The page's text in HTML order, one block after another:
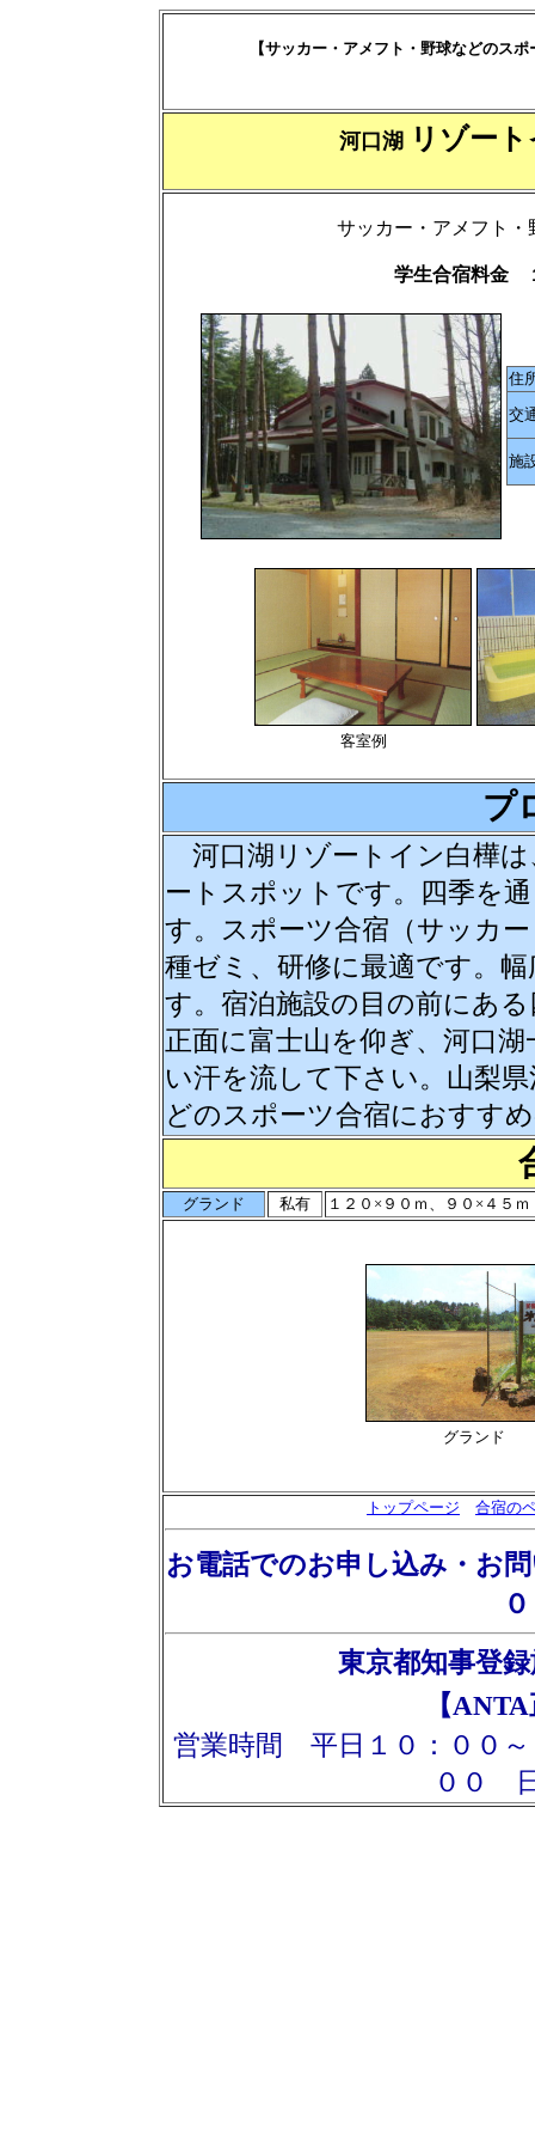
【サッカー・アメフト・野球などのス
河口湖 リゾー
サッカー・アメフト
学生合宿料金
住
交
施
客室例
プ
河口湖リゾートイン白樺
ートスポットです。四季を
す。スポーツ合宿（サッカ
種ゼミ、研修に最適です。
す。宿泊施設の目の前にあ
正面に富士山を仰ぎ、河口
い汗を流して下さい。山梨
どのスポーツ合宿におすす
グランド 私有 １２０×９０ｍ、９０×４５
グランド
トップページ 合宿の
お電話でのお申し込み・お
東京都知事登
【ANTA
営業時間 平日１０：００
００